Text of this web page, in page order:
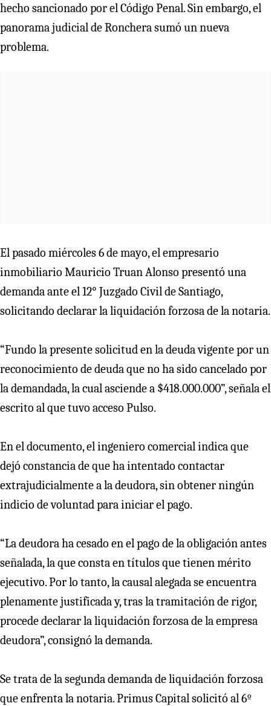
hecho sancionado por el Código Penal. Sin embargo, el
panorama judicial de Ronchera sumó un nueva
problema.
El pasado miércoles 6 de mayo, el empresario
inmobiliario Mauricio Truan Alonso presentó una
demanda ante el 12° Juzgado Civil de Santiago,
solicitando declarar la liquidación forzosa de la notaria.
“Fundo la presente solicitud en la deuda vigente por un
reconocimiento de deuda que no ha sido cancelado por
la demandada, la cual asciende a $418.000.000”, señala el
escrito al que tuvo acceso Pulso.
En el documento, el ingeniero comercial indica que
dejó constancia de que ha intentado contactar
extrajudicialmente a la deudora, sin obtener ningún
indicio de voluntad para iniciar el pago.
“La deudora ha cesado en el pago de la obligación antes
señalada, la que consta en títulos que tienen mérito
ejecutivo. Por lo tanto, la causal alegada se encuentra
plenamente justificada y, tras la tramitación de rigor,
procede declarar la liquidación forzosa de la empresa
deudora”, consignó la demanda.
Se trata de la segunda demanda de liquidación forzosa
que enfrenta la notaria. Primus Capital solicitó al 6º